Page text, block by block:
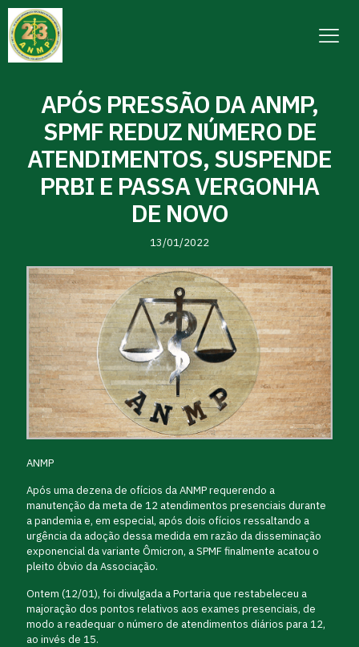
APÓS PRESSÃO DA ANMP,
SPMF REDUZ NÚMERO DE
ATENDIMENTOS, SUSPENDE
PRBI E PASSA VERGONHA
DE NOVO
13/01/2022
ANMP
Após uma dezena de ofícios da ANMP requerendo a
manutenção da meta de 12 atendimentos presenciais durante
a pandemia e, em especial, após dois ofícios ressaltando a
urgência da adoção dessa medida em razão da disseminação
exponencial da variante Ômicron, a SPMF finalmente acatou o
pleito óbvio da Associação.
Ontem (12/01), foi divulgada a Portaria que restabeleceu a
majoração dos pontos relativos aos exames presenciais, de
modo a readequar o número de atendimentos diários para 12,
ao invés de 15.